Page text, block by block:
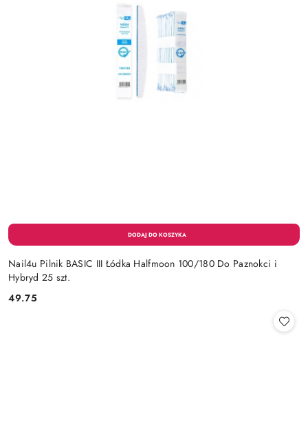
Nail4u Pilnik BASIC III Łódka Halfmoon 100/180 Do Paznokci i
Hybryd 25 szt.
Cena:
49.75